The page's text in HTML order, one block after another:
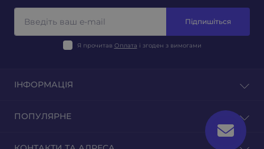
Підпишіться
Я прочитав Оплата і згоден з вимогами
ІНФОРМАЦІЯ
Відгуки
ПОПУЛЯРНЕ